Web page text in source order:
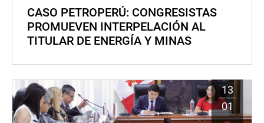
CASO PETROPERÚ: CONGRESISTAS
PROMUEVEN INTERPELACIÓN AL
TITULAR DE ENERGÍA Y MINAS
13
01